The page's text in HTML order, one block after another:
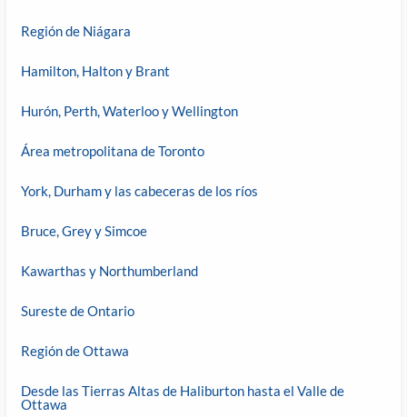
Región de Niágara
Hamilton, Halton y Brant
Hurón, Perth, Waterloo y Wellington
Área metropolitana de Toronto
York, Durham y las cabeceras de los ríos
Bruce, Grey y Simcoe
Kawarthas y Northumberland
Sureste de Ontario
Región de Ottawa
Desde las Tierras Altas de Haliburton hasta el Valle de
Ottawa